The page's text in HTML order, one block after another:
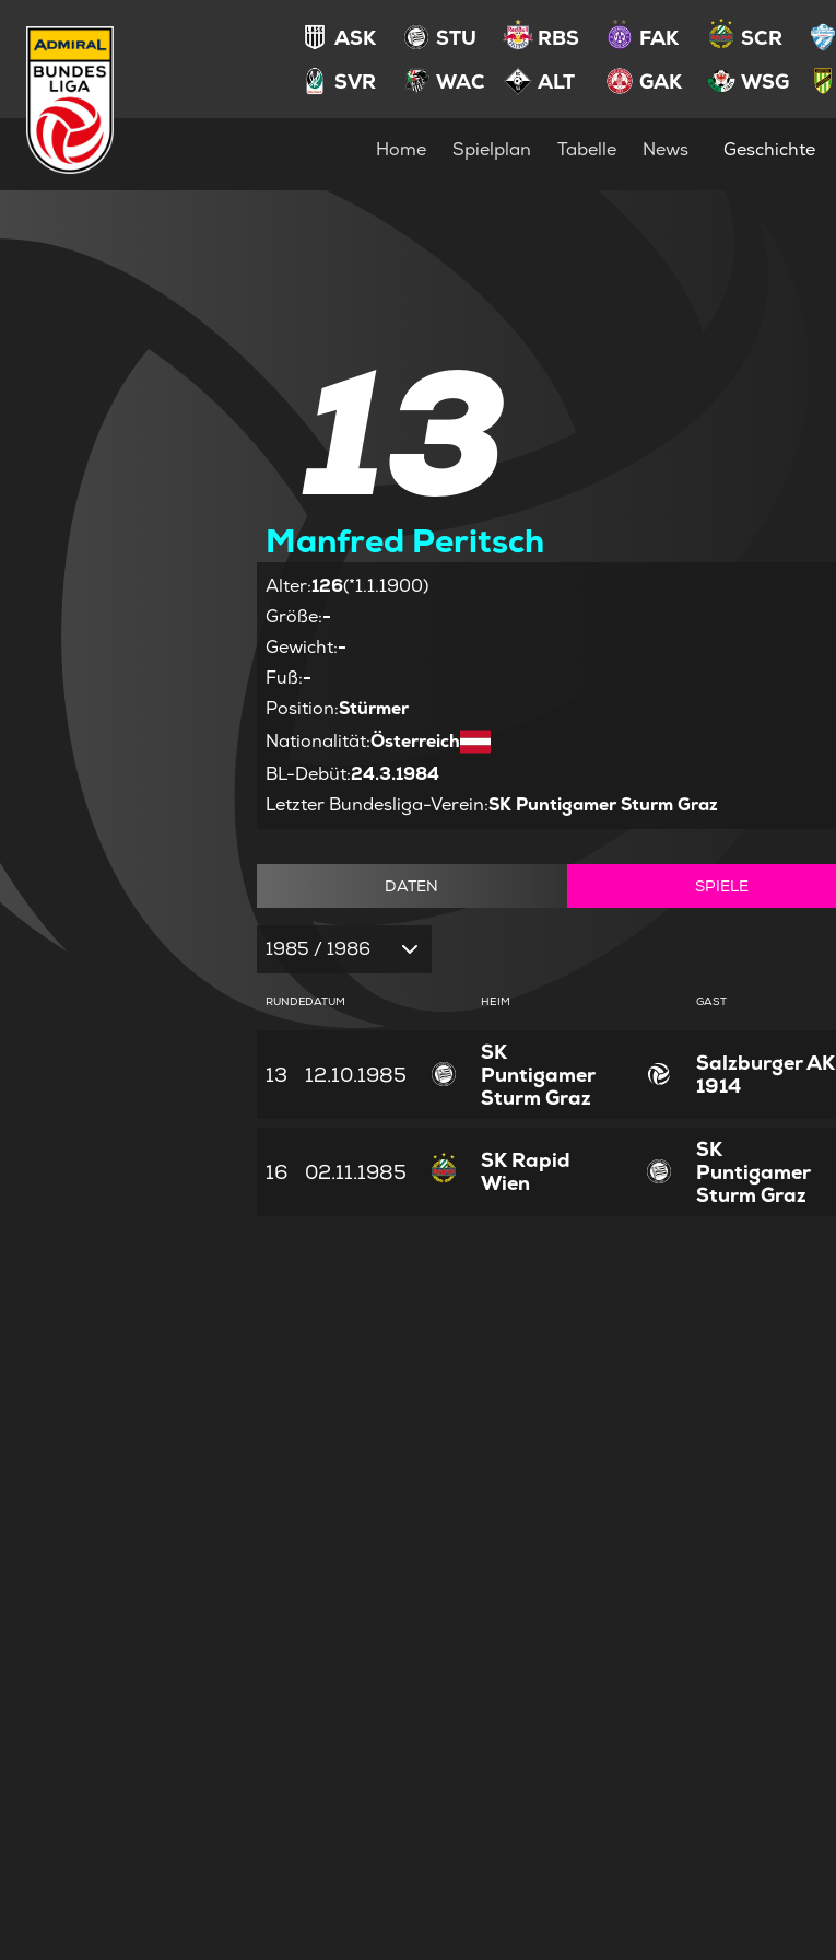
ASK STU RBS FAK SCR
SVR
WAC ALT GAK WSG
Home Spielplan Tabelle News Geschichte
13
Manfred Peritsch
Alter:126(*1.1.1900)
Größe:-
Gewicht:-
Fuß:-
Position:Stürmer
Nationalität:Österreich
BL-Debüt:24.3.1984
Letzter Bundesliga-Verein:SK Puntigamer Sturm Graz
DATEN SPIELE
1985 / 1986
RUNDEDATUM HEIM GAST
13 12.10.1985
SK
Puntigamer
Sturm Graz
Salzburger AK
1914
16 02.11.1985
SK Rapid
Wien
SK
Puntigamer
Sturm Graz